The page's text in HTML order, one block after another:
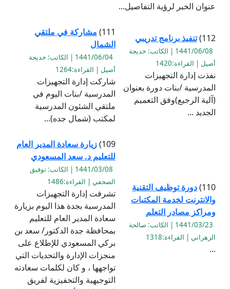
عنوان الخبر لرؤية التفاصيل...
112) تنفيذ برنامج تدريبي
1441/06/08 | الكاتب: خديجة
أصيل | القراءة:1420
نفذت إدارة التجهيزات
المدرسية /بنات دورة بعنوان
(آلية الرجيع)وفق التعميم
الجديد ...
111) مشاركة في ملتقي
الشمال
1441/06/04 | الكاتب: خديجة
أصيل | القراءة:1264
شاركت إدارة التجهيزات
المدرسية /بنات اليوم في
ملتقي الشئون المدرسية
لمكتب (شمال جده)...
110) دورة توظيف التقنية
والانترنت لخدمة المكتبات
ومراكز مصادر التعلم
1441/03/23 | الكاتب: صالحة
الزهراني | القراءة:1318
...
109) زيارة سعادة المدير العام
للتعليم د. سعد المسعودي
1441/03/08 | الكاتب: توفيق
الصحفي | القراءة:1486
تشرفت إدارة التجهيزات
المدرسية بجدة هذا اليوم بزيارة
سعادة المدير العام للتعليم
بمحافظة جدة الدكتور/ سعد بن
بركي المسعودي للإطلاع على
منجزات الإدارة والتحديات التي
تواجهها ، و كان لكلمات سعادته
التوجيهية والتحفيزية لفريق